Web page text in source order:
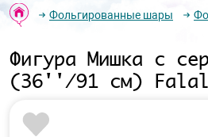
Фольгированные шары
Фигура Мишка с
(36''/91 см)